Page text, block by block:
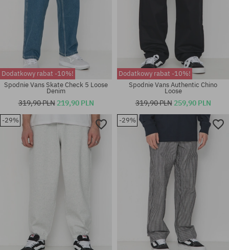
Dostępne rozmiary:
Dostępne rozmiary:
31X32; 32X32; 33X32; 34X32;
Dodatkowy rabat -10%!
Spodnie Vans Skate Check 5 Loose
Denim
319,90 PLN 219,90 PLN
Dodatkowy rabat -10%!
Spodnie Vans Authentic Chino
Loose
319,90 PLN 259,90 PLN
-29% -29%